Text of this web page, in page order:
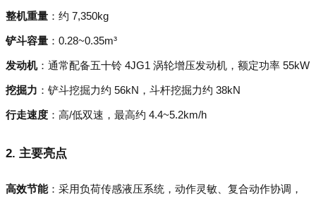
整机重量 ：约 7,350kg
铲斗容量 ：0.28~0.35m³
发动机：通常配备五十铃 4JG1 涡轮增压发动机，额定功率 55kW
挖掘力 ：铲斗挖掘力约 56kN，斗杆挖掘力约 38kN
行走速度 ：高/低双速，最高约 4.4~5.2km/h
2. 主要亮点
高效节能：采用负荷传感液压系统，动作灵敏、复合动作协调，